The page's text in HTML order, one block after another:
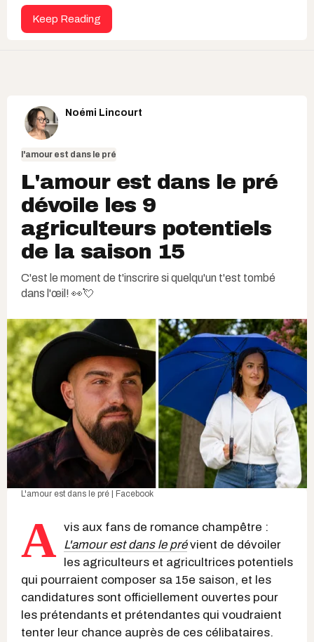
Keep Reading
Noémi Lincourt
l'amour est dans le pré
L'amour est dans le pré
dévoile les 9
agriculteurs potentiels
de la saison 15
C'est le moment de t'inscrire si quelqu'un t'est tombé
dans l'œil! 👀💘
L'amour est dans le pré | Facebook
A vis aux fans de romance champêtre :
L'amour est dans le prévient de dévoiler
les agriculteurs et agricultrices potentiels
qui pourraient composer sa 15e saison, et les
candidatures sont officiellement ouvertes pour
les prétendants et prétendantes qui voudraient
tenter leur chance auprès de ces célibataires.